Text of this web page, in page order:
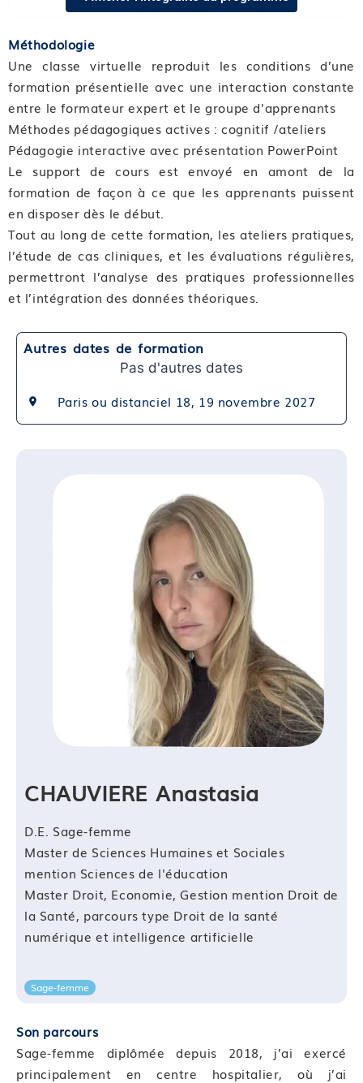
préexistantes
Module 02 : Les pathologies thyroidiennes
Module 03 : Drépanocytose
Module 04 : Epilepsie
Compétence 02 : Dépister une pathologie en cours
de grossesse
Module 05 : Seroconversion à Parvovirus B19
Module 06 : Cancer du sein
Module 07 : Cancer du col
Module 08 : Evaluation de fin de bloc de
compétences
Bloc de compétences 2 : Les signes cliniques graves
Compétence 03 : Dépister une anomalie de fond
Module 09 : Anémie et grossesse
Module 10 : Hydramnios/oligoamnios
Module 13 : Evaluation de fin de bloc de
Dispositif de suivi de l’acquisition des
connaissances/compétences
Cette formation sera finalisée par un questionnaire
d’auto-évaluation afin d’évaluer l’atteinte des
objectifs par les stagiaires à l’issue de la formation.
Méthodologie
Une classe virtuelle reproduit les conditions d’une
formation présentielle avec une interaction constante
entre le formateur expert et le groupe d'apprenants
Méthodes pédagogiques actives : cognitif /ateliers
Pédagogie interactive avec présentation PowerPoint
Le support de cours est envoyé en amont de la
formation de façon à ce que les apprenants puissent
en disposer dès le début.
Tout au long de cette formation, les ateliers pratiques,
l’étude de cas cliniques, et les évaluations régulières,
permettront l’analyse des pratiques professionnelles
et l’intégration des données théoriques.
Autres dates de formation
Pas d'autres dates
Paris ou distanciel 18, 19 novembre 2027
CHAUVIERE Anastasia
D.E. Sage-femme
Master de Sciences Humaines et Sociales
mention Sciences de l'éducation
Master Droit, Economie, Gestion mention Droit de
la Santé, parcours type Droit de la santé
numérique et intelligence artificielle
Sage-femme
Son parcours
Sage-femme diplômée depuis 2018, j’ai exercé
principalement en centre hospitalier, où j’ai